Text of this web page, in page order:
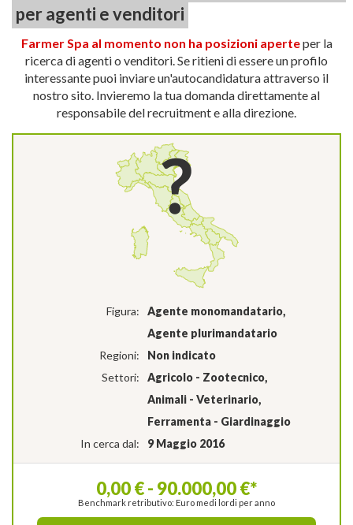
per agenti e venditori
Farmer Spa al momento non ha posizioni aperteper la
ricerca di agenti o venditori. Se ritieni di essere un profilo
interessante puoi inviare un'autocandidatura attraverso il
nostro sito. Invieremo la tua domanda direttamente al
responsabile del recruitment e alla direzione.
Figura:
Agente monomandatario,
Agente plurimandatario
Regioni:
Non indicato
Settori:
Agricolo - Zootecnico,
Animali - Veterinario,
Ferramenta - Giardinaggio
In cerca dal:
9 Maggio 2016
0,00 € - 90.000,00 €*
Benchmark retributivo: Euro medi lordi per anno